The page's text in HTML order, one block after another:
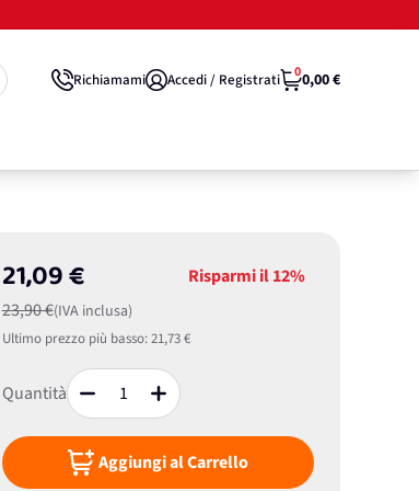
Richiamami Accedi / Registrati 00,00 €
21,09 €
23,90 €(IVA inclusa)
Risparmi il12%
Ultimo prezzo più basso:21,73 €
Quantità
Aggiungi al Carrello